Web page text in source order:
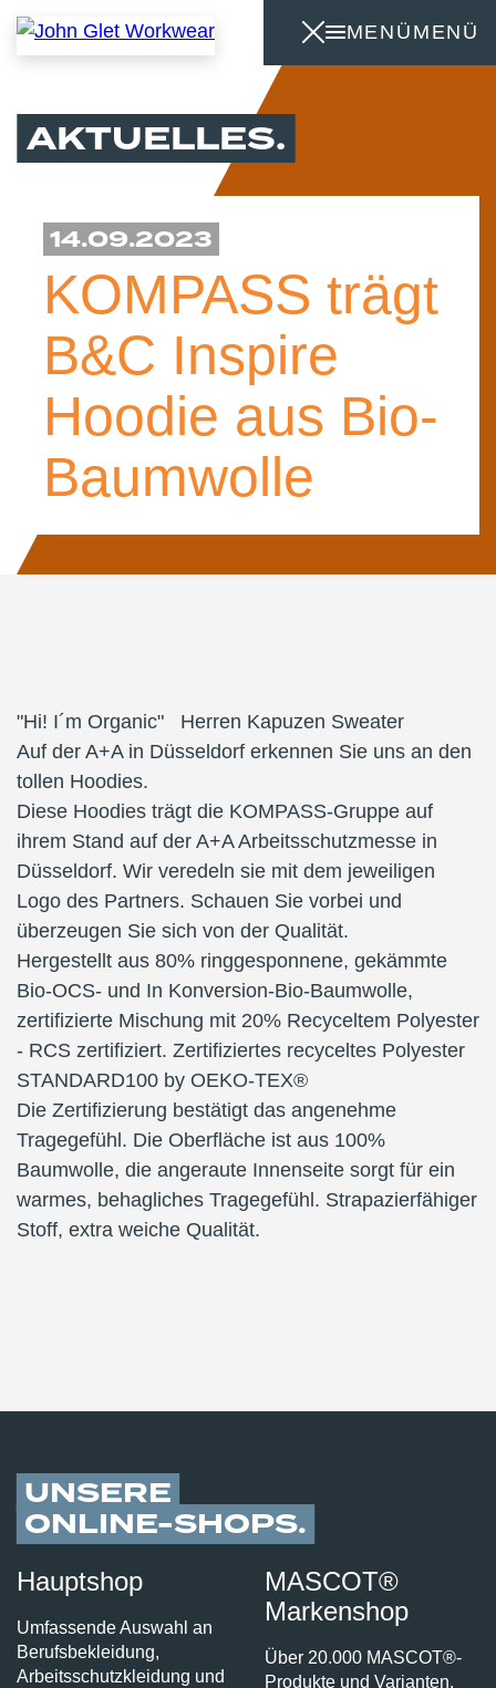
MENÜ
MENÜ
AKTUELLES
KOMPASS trägt
B&C Inspire
Hoodie aus Bio-
Baumwolle
14.09.2023
"Hi! I´m Organic" Herren Kapuzen Sweater
Auf der A+A in Düsseldorf erkennen Sie uns an den
tollen Hoodies.
Diese Hoodies trägt die KOMPASS-Gruppe auf
ihrem Stand auf der A+A Arbeitsschutzmesse in
Düsseldorf. Wir veredeln sie mit dem jeweiligen
Logo des Partners. Schauen Sie vorbei und
überzeugen Sie sich von der Qualität.
Hergestellt aus 80% ringgesponnene, gekämmte
Bio-OCS- und In Konversion-Bio-Baumwolle,
zertifizierte Mischung mit 20% Recyceltem Polyester
- RCS zertifiziert. Zertifiziertes recyceltes Polyester
STANDARD100 by OEKO-TEX®
Die Zertifizierung bestätigt das angenehme
Tragegefühl. Die Oberfläche ist aus 100%
Baumwolle, die angeraute Innenseite sorgt für ein
warmes, behagliches Tragegefühl. Strapazierfähiger
Stoff, extra weiche Qualität.
UNSERE
ONLINE-SHOPS
Hauptshop
Umfassende Auswahl an
Berufsbekleidung,
Arbeitsschutzkleidung und
MASCOT®
Markenshop
Über 20.000 MASCOT®-
Produkte und Varianten.